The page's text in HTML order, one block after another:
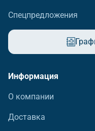
Спецпредложения
Информация
О компании
Доставка